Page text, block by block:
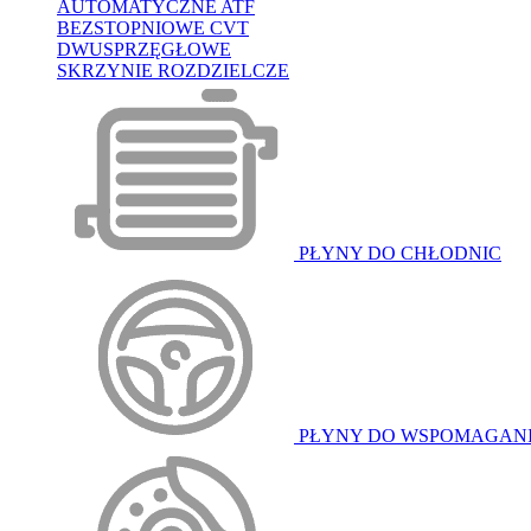
AUTOMATYCZNE ATF
BEZSTOPNIOWE CVT
DWUSPRZĘGŁOWE
SKRZYNIE ROZDZIELCZE
PŁYNY DO CHŁODNIC
PŁYNY DO